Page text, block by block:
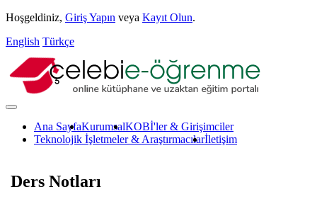
Hoşgeldiniz, Giriş Yapın veya Kayıt Olun.
English Türkçe
Ana SayfaKurumsalKOBİ'ler & Girişimciler
Teknolojik İşletmeler & Araştırmacılarİletişim
Ders Notları